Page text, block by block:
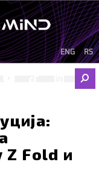
RS
ENG
u
b
t
i
t
Z Fold и